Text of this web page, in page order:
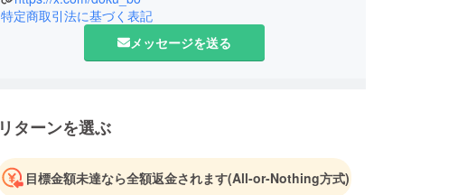
特定商取引法に基づく表記
メッセージを送る
リターンを選ぶ
目標金額未達なら全額返金されます(All-or-Nothing方式)